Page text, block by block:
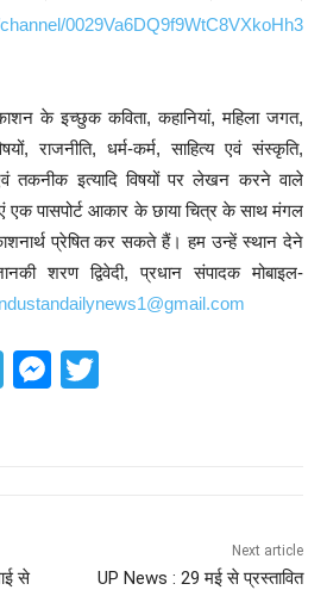
0029Va6DQ9f9WtC8VXkoHh3
के इच्छुक कविता, कहानियां, महिला जगत,
राजनीति, धर्म-कर्म, साहित्य एवं संस्कृति,
तकनीक इत्यादि विषयों पर लेखन करने वाले
एक पासपोर्ट आकार के छाया चित्र के साथ मंगल
प्रेषित कर सकते हैं। हम उन्हें स्थान देने
शरण द्विवेदी, प्रधान संपादक मोबाइल-
T
m
M
से
Next article
UP News : 29 मई से प्रस्तावित